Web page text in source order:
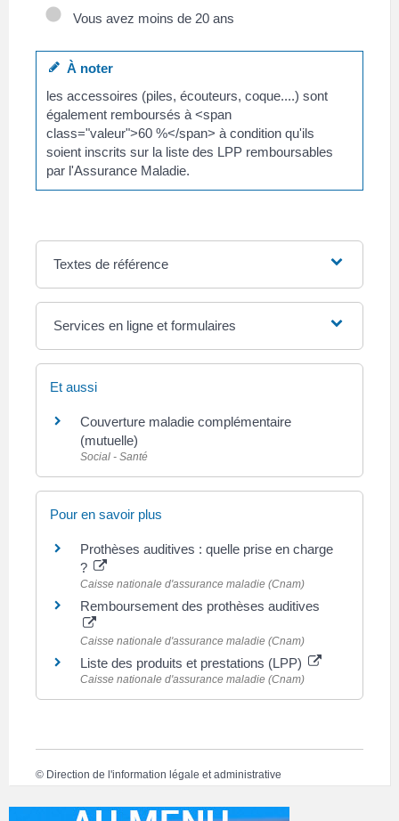
Vous avez moins de 20 ans
À noter
les accessoires (piles, écouteurs, coque....) sont
également remboursés à <span
class="valeur">60 %</span> à condition qu'ils
soient inscrits sur la liste des LPP remboursables
par l'Assurance Maladie.
Textes de référence
Services en ligne et formulaires
Et aussi
Couverture maladie complémentaire
(mutuelle)
Social - Santé
Pour en savoir plus
Prothèses auditives : quelle prise en charge
?
Caisse nationale d'assurance maladie (Cnam)
Remboursement des prothèses auditives
Caisse nationale d'assurance maladie (Cnam)
Liste des produits et prestations (LPP)
Caisse nationale d'assurance maladie (Cnam)
© Direction de l'information légale et administrative